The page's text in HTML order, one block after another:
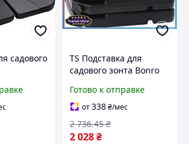
садового
TS Подставка для
садового зонта Bonro
полипропиленовая
тяжелая для
за SHT55_Q
Готово к отправке
от338₴/мес
2 028₴
2 736.45 ₴